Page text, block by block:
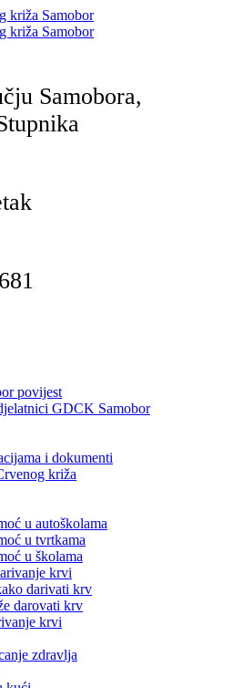
Samobora,
povijest
GDCK Samobor
i dokumenti
križa
u autoškolama
u tvrtkama
u školama
krvi
darivati krv
darovati krv
krvi
zdravlja